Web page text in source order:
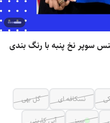
سوپر نخ پنبه با رنگ بندی
نسکافه ای
گل بهی
سبز آبی کاربنی